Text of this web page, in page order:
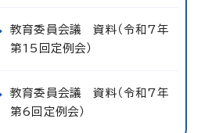
教育委員会議 資料（令和7年
第15回定例会）
教育委員会議 資料（令和7年
第6回定例会）